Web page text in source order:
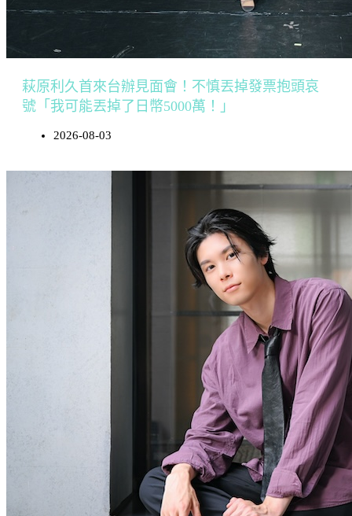
萩原利久首來台辦見面會！不慎丟掉發票抱頭哀
號「我可能丟掉了日幣5000萬！」
2026-08-03